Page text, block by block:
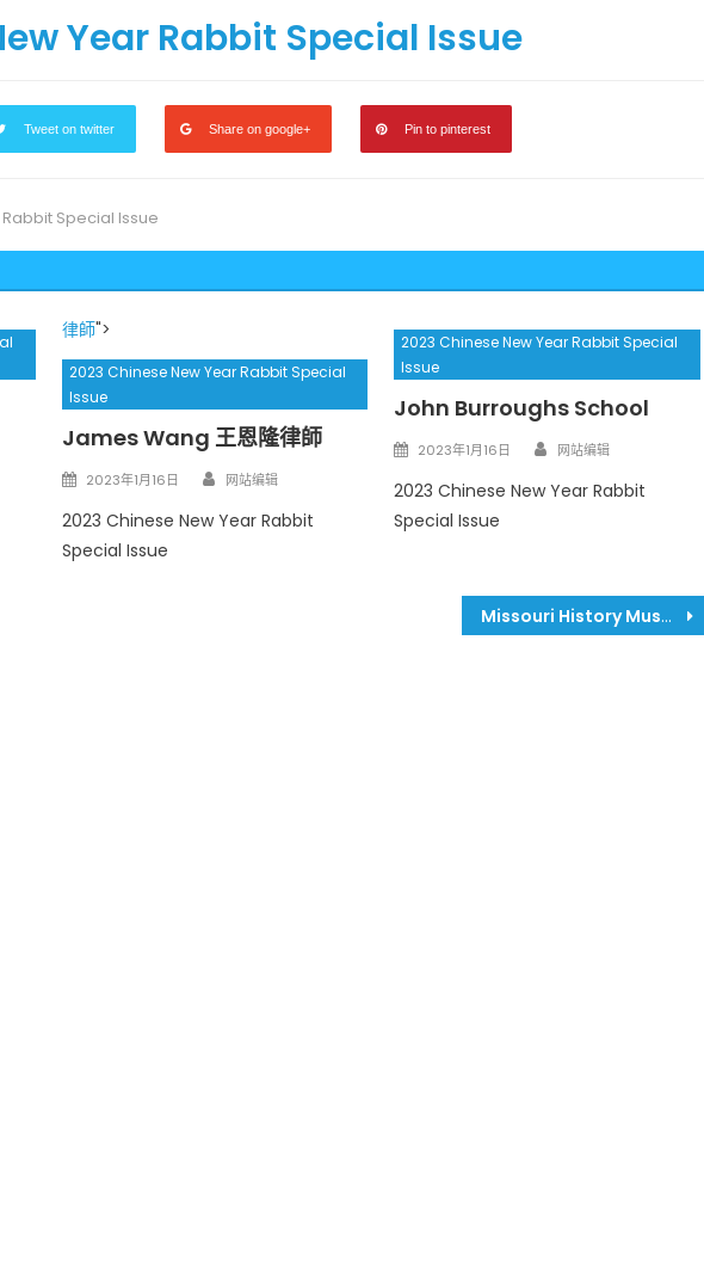
Year Rabbit Special Issue
Tweet on twitter Share on google+ Pin to pinterest
Special Issue
律師">
2023 Chinese New Year Rabbit Special
Issue
James Wang 王恩隆律師
Posted
2023年1月16日 Author
网站编辑
2023 Chinese New Year Rabbit
Special Issue
2023 Chinese New Year Rabbit Special
Issue
John Burroughs School
Posted
2023年1月16日 Author
网站编辑
2023 Chinese New Year Rabbit
Special Issue
Missouri History Museum 密蘇里歷史博物館